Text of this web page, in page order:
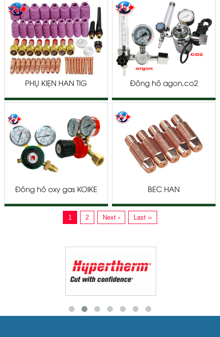
PHỤ KIỆN HÀN TIG Đồng hồ agon,co2
Đồng hồ oxy gas KOIKE
K206
BÉC HÀN
1 2 Next › Last ››